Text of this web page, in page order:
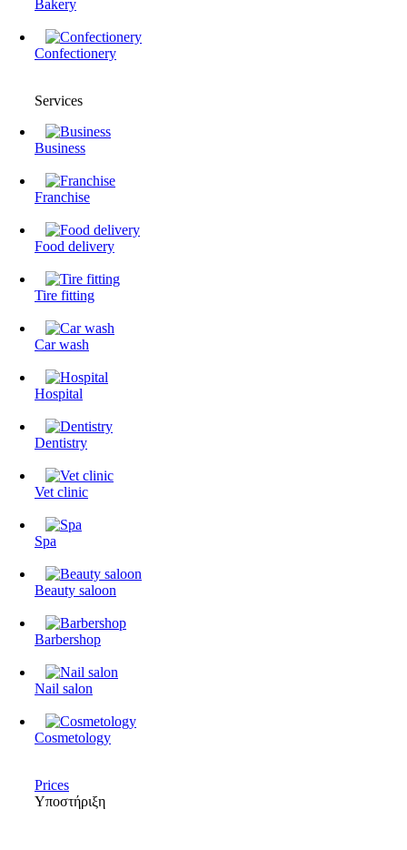
Bakery
Confectionery
Services
Business
Franchise
Food delivery
Tire fitting
Сar wash
Hospital
Dentistry
Vet clinic
Spa
Beauty saloon
Barbershop
Nail salon
Cosmetology
Prices
Υποστήριξη